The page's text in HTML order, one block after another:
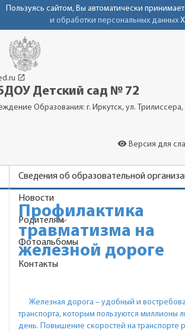
Пользуясь сайтом, Вы автоматически
и обработки персональных данных
launch
Детский сад № 72
Образования: г. Иркутск, ул. Трилиссера,
visibility Версия для
Сведения об образовательной
Новости
Родителям
Фотоальбомы
Контакты
Профилактика
травматизма на
железной дороге
Железная дорога – удобный и
транспорта, которым пользуются миллионы
день. Повышение скоростей на транспорте